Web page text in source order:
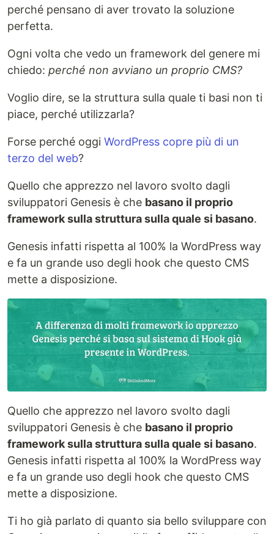
perché pensano di aver trovato la soluzione
perfetta.
Ogni volta che vedo un framework del genere mi
chiedo: perché non avviano un proprio CMS?
Voglio dire, se la struttura sulla quale ti basi non ti
piace, perché utilizzarla?
Forse perché oggi WordPress copre più di un
terzo del web?
Quello che apprezzo nel lavoro svolto dagli
sviluppatori Genesis è che basano il proprio
framework sulla struttura sulla quale si basano.
Genesis infatti rispetta al 100% la WordPress way
e fa un grande uso degli hook che questo CMS
mette a disposizione.
Quello che apprezzo nel lavoro svolto dagli
sviluppatori Genesis è che basano il proprio
framework sulla struttura sulla quale si basano.
Genesis infatti rispetta al 100% la WordPress way
e fa un grande uso degli hook che questo CMS
mette a disposizione.
Ti ho già parlato di quanto sia bello sviluppare con